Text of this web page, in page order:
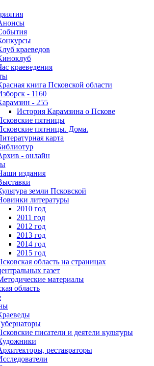
краеведов
краеведения
книга Псковской области
- 1160
- 255
История Карамзина о Пскове
пятницы
пятницы. Дома.
карта
- онлайн
издания
земли Псковской
литературы
2010 год
2011 год
2012 год
2013 год
2014 год
2015 год
область на страницах
газет
материалы
область
писатели и деятели культуры
реставраторы